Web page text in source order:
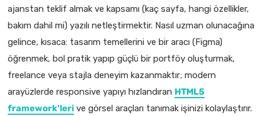
ajanstan teklif almak ve kapsamı (kaç sayfa, hangi özellikler,
bakım dahil mi) yazılı netleştirmektir. Nasıl uzman olunacağına
gelince, kısaca: tasarım temellerini ve bir aracı (Figma)
öğrenmek, bol pratik yapıp güçlü bir portföy oluşturmak,
freelance veya stajla deneyim kazanmaktır; modern
arayüzlerde responsive yapıyı hızlandıran HTML5
framework'leri ve görsel araçları tanımak işinizi kolaylaştırır.